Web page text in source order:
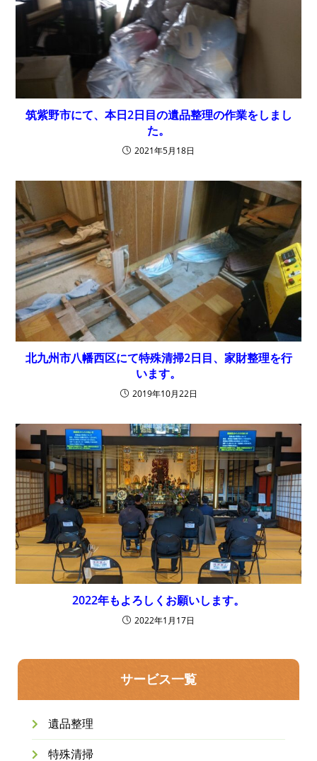
筑紫野市にて、本日2日目の遺品整理の作業をしまし
た。
2021年5月18日
北九州市八幡西区にて特殊清掃2日目、家財整理を行
います。
2019年10月22日
2022年もよろしくお願いします。
2022年1月17日
サービス一覧
遺品整理
特殊清掃